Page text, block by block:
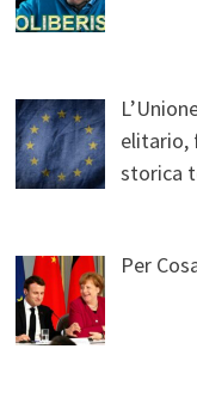
elitario,
storica
Per